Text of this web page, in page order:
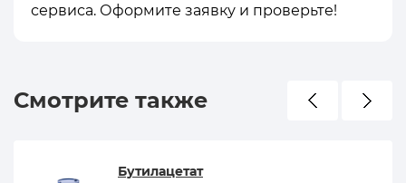
сервиса. Оформите заявку и проверьте!
Смотрите также
Бутилацетат